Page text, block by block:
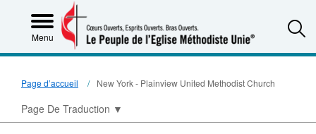
Menu
Page d’accueil New York - Plainview United Methodist Church
Page De Traduction ▼